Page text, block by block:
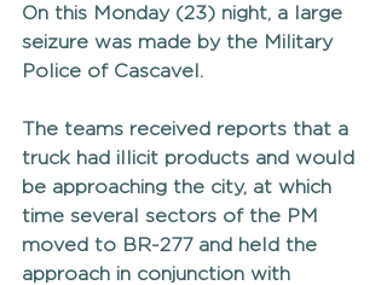
On this Monday (23) night, a large
seizure was made by the Military
Police of Cascavel.
The teams received reports that a
truck had illicit products and would
be approaching the city, at which
time several sectors of the PM
moved to BR-277 and held the
approach in conjunction with